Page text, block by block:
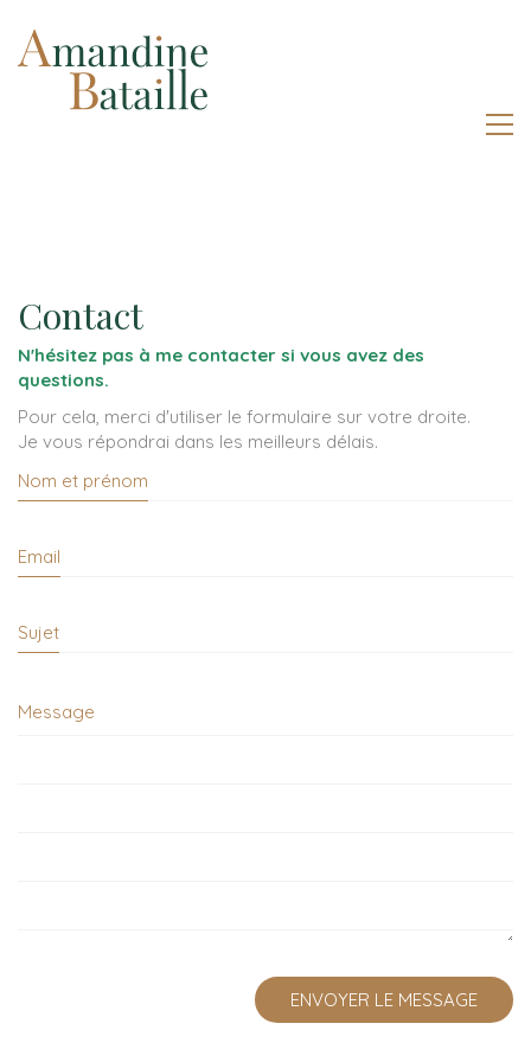
Contact
N'hésitez pas à me contacter si vous avez des
questions.
Pour cela, merci d'utiliser le formulaire sur votre droite.
Je vous répondrai dans les meilleurs délais.
Nom et prénom
Email
Sujet
Message
ENVOYER LE MESSAGE